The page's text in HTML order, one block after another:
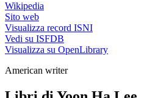
Wikipedia
Sito web
Visualizza record ISNI
Vedi su ISFDB
Visualizza su OpenLibrary
American writer